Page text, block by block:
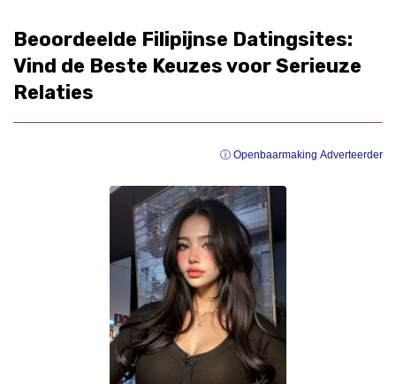
Beoordeelde Filipijnse Datingsites:
Vind de Beste Keuzes voor Serieuze
Relaties
ⓘ Openbaarmaking Adverteerder